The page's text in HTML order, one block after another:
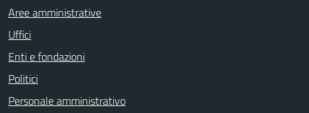
Aree amministrative
Uffici
Enti e fondazioni
Politici
Personale amministrativo